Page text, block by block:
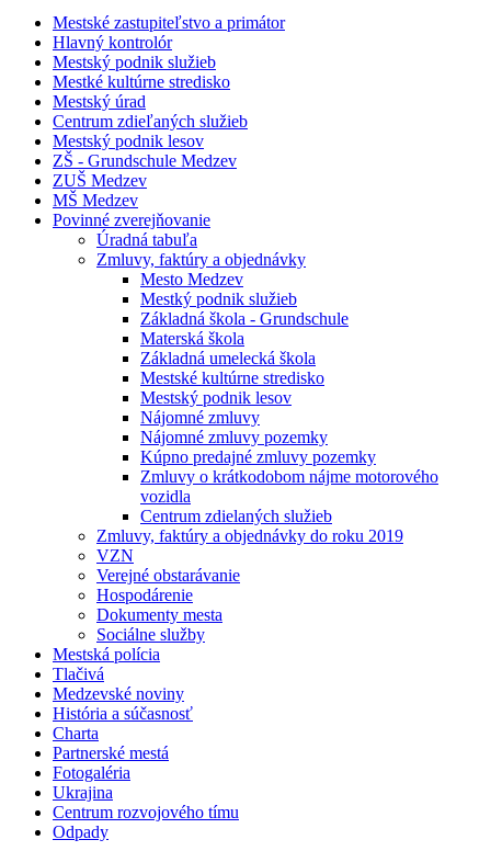
Mestské zastupiteľstvo a primátor
Hlavný kontrolór
Mestský podnik služieb
Mestké kultúrne stredisko
Mestský úrad
Centrum zdieľaných služieb
Mestský podnik lesov
ZŠ - Grundschule Medzev
ZUŠ Medzev
MŠ Medzev
Povinné zverejňovanie
Úradná tabuľa
Zmluvy, faktúry a objednávky
Mesto Medzev
Mestký podnik služieb
Základná škola - Grundschule
Materská škola
Základná umelecká škola
Mestské kultúrne stredisko
Mestský podnik lesov
Nájomné zmluvy
Nájomné zmluvy pozemky
Kúpno predajné zmluvy pozemky
Zmluvy o krátkodobom nájme motorového
vozidla
Centrum zdielaných služieb
Zmluvy, faktúry a objednávky do roku 2019
VZN
Verejné obstarávanie
Hospodárenie
Dokumenty mesta
Sociálne služby
Mestská polícia
Tlačivá
Medzevské noviny
História a súčasnosť
Charta
Partnerské mestá
Fotogaléria
Ukrajina
Centrum rozvojového tímu
Odpady